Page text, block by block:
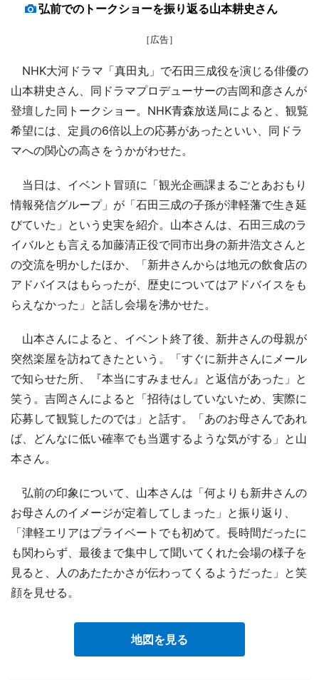
弘前でのトークショーを振り返る山本耕史さん
［広告］
NHK大河ドラマ「真田丸」で石田三成役を演じる俳優の
山本耕史さん、同ドラマプロデューサーの吉岡和彦さんが
登壇した同トークショー。NHK青森放送局によると、観覧
希望には、定員の6倍以上の応募があったといい、同ドラ
マへの関心の高さをうかがわせた。
当日は、イベント冒頭に「観光企画課まるごとあおもり
情報発信グループ」が「石田三成の子孫が津軽藩で生き延
びていた」という史実を紹介。山本さんは、石田三成のラ
イバルとも言える加藤清正役で同市出身の新井浩文さんと
の交流を明かしたほか、「新井さんからは地元の飲食店の
アドバイスはもらったが、歴史についてはアドバイスをも
らえなかった」と話し会場を沸かせた。
山本さんによると、イベント終了後、新井さんの母親が
突然楽屋を訪ねてきたという。「すぐに新井さんにメール
で知らせた所、『本当にすみません』と返信があった」と
笑う。吉岡さんによると「招待はしていないため、実際に
応募して観覧したのでは」と話す。「あのお母さんであれ
ば、どんなに低い確率でも当選するような気がする」と山
本さん。
弘前の印象について、山本さんは「何よりも新井さんの
お母さんのイメージが定着してしまった」と振り返り、
「津軽エリアはプライベートでも初めて。長時間だったに
も関わらず、最後まで集中して聞いてくれた会場の様子を
見ると、人のあたたかさが伝わってくるようだった」と笑
顔を見せる。
地図を見る